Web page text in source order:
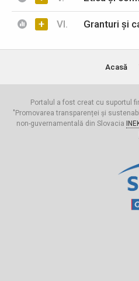
+ VI. Granturi și
Acasă
Portalul a fost creat cu suportul
"Promovarea transparenței și
non-guvernamentală din Slovacia